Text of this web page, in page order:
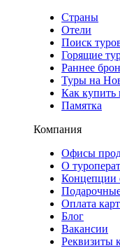
Страны
Отели
Поиск
Горящие
Раннее
Туры на
Как купить
Памятка
Компания
Офисы
О
Концепции
Оплата
Блог
Вакансии
Реквизиты